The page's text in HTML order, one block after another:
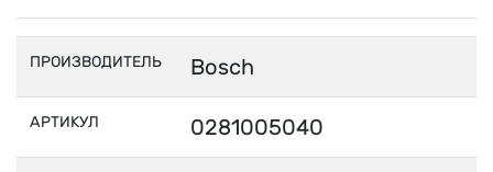
ПРОИЗВОДИТЕЛЬ Bosch
АРТИКУЛ 0281005040